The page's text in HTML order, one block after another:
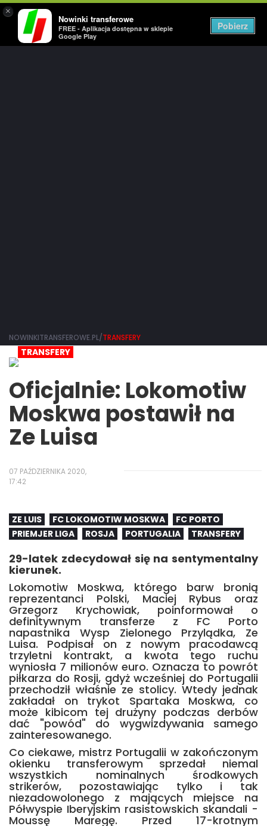
×
Nowinki transferowe
FREE - Aplikacja dostępna w sklepie
Google Play
Pobierz
NOWINKITRANSFEROWE.PL/TRANSFERY
TRANSFERY
Oficjalnie: Lokomotiw
Moskwa postawił na
Ze Luisa
07 PAŹDZIERNIKA 2020,
17:42
ZE LUIS FC LOKOMOTIW MOSKWA
FC PORTO
PRIEMJER LIGA
ROSJA PORTUGALIA TRANSFERY
29-latek zdecydował się na sentymentalny
kierunek.
Lokomotiw Moskwa, którego barw bronią
reprezentanci Polski, Maciej Rybus oraz
Grzegorz Krychowiak, poinformował o
definitywnym transferze z FC Porto
napastnika Wysp Zielonego Przylądka, Ze
Luisa. Podpisał on z nowym pracodawcą
trzyletni kontrakt, a kwota tego ruchu
wyniosła 7 milionów euro. Oznacza to powrót
piłkarza do Rosji, gdyż wcześniej do Portugalii
przechodził właśnie ze stolicy. Wtedy jednak
zakładał on trykot Spartaka Moskwa, co
może kibicom tej drużyny podczas derbów
dać "powód" do wygwizdywania samego
zainteresowanego.
Co ciekawe, mistrz Portugalii w zakończonym
okienku transferowym sprzedał niemal
wszystkich nominalnych środkowych
strikerów, pozostawiając tylko i tak
niezadowolonego z mających miejsce na
Półwyspie Iberyjskim rasistowskich skandali -
Moussę Maregę. Przed 17-krotnym